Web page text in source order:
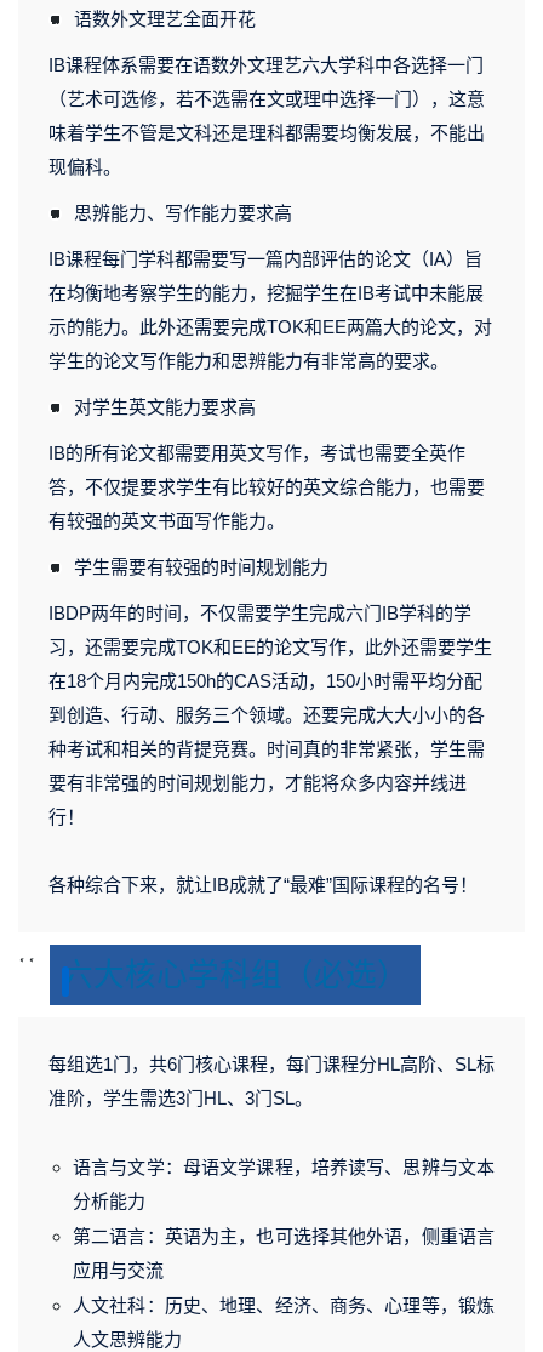
<svg viewBox="0 0 1 1" style="float:left;line-height:0;width:0;vertical-align:top;" role="img" aria-label="插图"></svg> 语数外文理艺全面开花
IB课程体系需要在语数外文理艺六大学科中各选择一门
（艺术可选修，若不选需在文或理中选择一门），这意
味着学生不管是文科还是理科都需要均衡发展，不能出
现偏科。
<svg viewBox="0 0 1 1" style="float:left;line-height:0;width:0;vertical-align:top;" role="img" aria-label="插图"></svg> 思辨能力、写作能力要求高
IB课程每门学科都需要写一篇内部评估的论文（IA）旨
在均衡地考察学生的能力，挖掘学生在IB考试中未能展
示的能力。此外还需要完成TOK和EE两篇大的论文，对
学生的论文写作能力和思辨能力有非常高的要求。
<svg viewBox="0 0 1 1" style="float:left;line-height:0;width:0;vertical-align:top;" role="img" aria-label="插图"></svg> 对学生英文能力要求高
IB的所有论文都需要用英文写作，考试也需要全英作
答，不仅提要求学生有比较好的英文综合能力，也需要
有较强的英文书面写作能力。
<svg viewBox="0 0 1 1" style="float:left;line-height:0;width:0;vertical-align:top;" role="img" aria-label="插图"></svg> 学生需要有较强的时间规划能力
IBDP两年的时间，不仅需要学生完成六门IB学科的学
习，还需要完成TOK和EE的论文写作，此外还需要学生
在18个月内完成150h的CAS活动，150小时需平均分配
到创造、行动、服务三个领域。还要完成大大小小的各
种考试和相关的背提竞赛。时间真的非常紧张，学生需
要有非常强的时间规划能力，才能将众多内容并线进
行！
各种综合下来，就让IB成就了“最难”国际课程的名号！
<< 六大核心学科组（必选）
每组选1门，共6门核心课程，每门课程分HL高阶、SL标
准阶，学生需选3门HL、3门SL。
语言与文学：母语文学课程，培养读写、思辨与文本
分析能力
第二语言：英语为主，也可选择其他外语，侧重语言
应用与交流
人文社科：历史、地理、经济、商务、心理等，锻炼
人文思辨能力